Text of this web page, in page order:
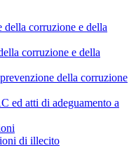
della corruzione e della
corruzione e della
della corruzione
ed atti di adeguamento a
di illecito